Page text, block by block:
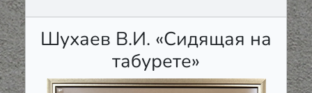
Шухаев В.И. «Сидящая на
табурете»